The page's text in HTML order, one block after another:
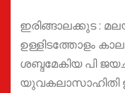
ഇരിങ്ങാലക്കുട :
ഉള്ളിടത്തോളം
ശബ്ദമേകിയ പി
യുവകലാസാഹിതി